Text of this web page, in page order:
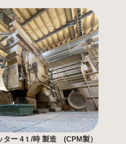
ター 4ｔ/時 製造 (CPM製）